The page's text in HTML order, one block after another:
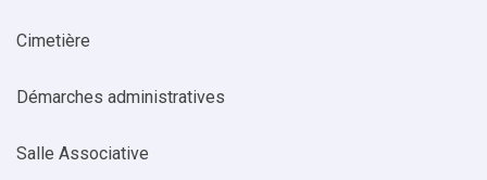
Cimetière
Démarches administratives
Salle Associative